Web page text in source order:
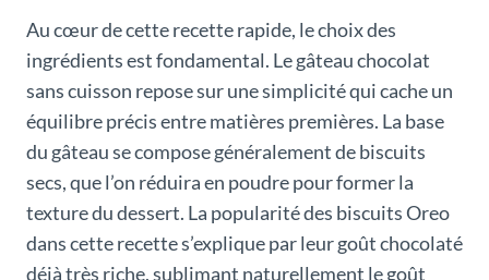
Au cœur de cette recette rapide, le choix des
ingrédients est fondamental. Le gâteau chocolat
sans cuisson repose sur une simplicité qui cache un
équilibre précis entre matières premières. La base
du gâteau se compose généralement de biscuits
secs, que l’on réduira en poudre pour former la
texture du dessert. La popularité des biscuits Oreo
dans cette recette s’explique par leur goût chocolaté
déjà très riche, sublimant naturellement le goût